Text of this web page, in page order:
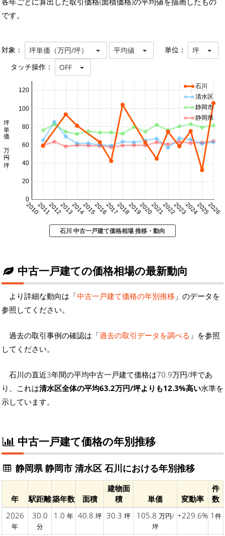
です。
対象： 坪単価（万円/坪） 平均値 単位： 坪
タッチ操作： OFF
20102011201220132014201520162017201820192020202120222023202420252026
0
20
40
60
80
100
120
坪単価 万円/坪
石川
清水区
静岡市
静岡県
石川 中古一戸建て価格相場 推移・動向
中古一戸建ての価格相場の最新動向
より詳細な動向は「中古一戸建て価格の年別推移 」のデータを
参照してください。
過去の取引事例の確認は「過去の取引データを調べる 」を参照
してください。
石川の直近3年間の平均中古一戸建て価格は70.9万円/坪であ
り、これは清水区全体の平均63.2万円/坪よりも12.3%高い水準を
示しています。
中古一戸建て価格の年別推移
静岡県 静岡市 清水区 石川における年別推移
年 駅距離築年数 面積
建物面
積
単価 変動率
件
数
2026
年
30.0
分
1.0 年 40.8 坪 30.3 坪 105.8 万円/
坪
+229.6% 1 件